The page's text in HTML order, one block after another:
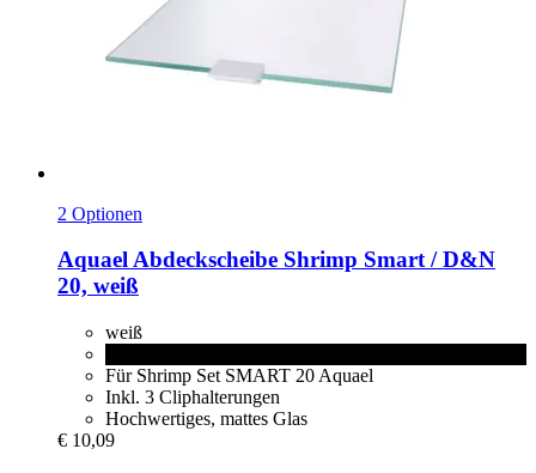
2 Optionen
AquaelAbdeckscheibe Shrimp Smart / D&N
20, weiß
weiß
Für Shrimp Set SMART 20 Aquael
Inkl. 3 Cliphalterungen
Hochwertiges, mattes Glas
€ 10,09